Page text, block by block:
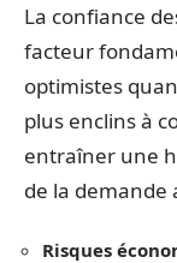
La confiance
facteur
optimistes
plus enclins à
entraîner une
de la demande
Risques